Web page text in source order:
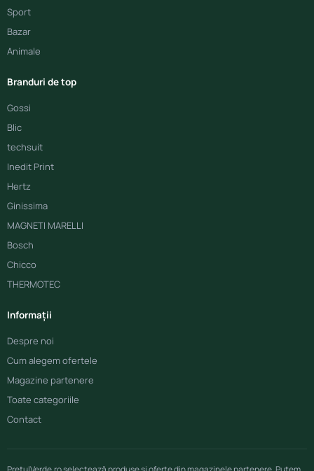
Sport
Bazar
Animale
Branduri de top
Gossi
Blic
techsuit
Inedit Print
Hertz
Ginissima
MAGNETI MARELLI
Bosch
Chicco
THERMOTEC
Informații
Despre noi
Cum alegem ofertele
Magazine partenere
Toate categoriile
Contact